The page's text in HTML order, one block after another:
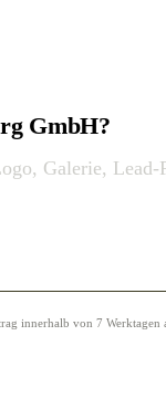
GmbH?
Galerie, Lead-
innerhalb von 7 Werktagen